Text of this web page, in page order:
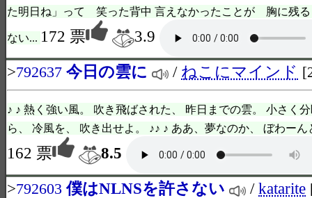
た明日ね」って 笑った背中 言えなかったことが 胸に残
ない... 172 票
3.9
>792637 今日の雲に / ねこにマインド
♪ ♪ 熱く強い風。 吹き飛ばされた、 昨日までの雲。 小さく
ら、 冷風を、 吹き出せよ。 ♪♪ ♪ ああ、夢なのか、 ぼわー
162 票
8.5
>792603 僕はNLNSを許さない /katarite